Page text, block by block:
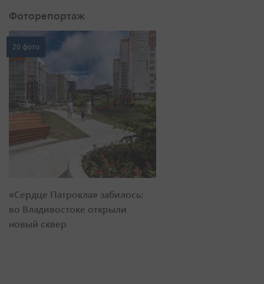
Фоторепортаж
20 фото
«Сердце Патрокла» забилось:
во Владивостоке открыли
новый сквер